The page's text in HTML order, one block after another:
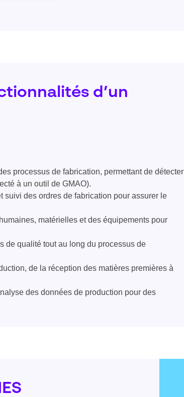
d’un
processus de fabrication, permettant de détecter
à un outil de GMAO).
suivi des ordres de fabrication pour assurer le
matérielles et des équipements pour
de qualité tout au long du processus de
de la réception des matières premières à
des données de production pour des